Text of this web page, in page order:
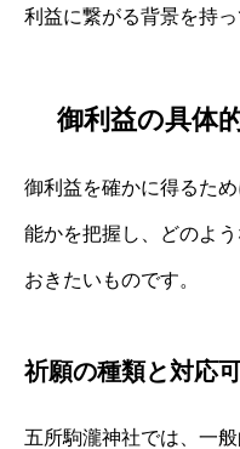
利益に繋がる背景を持っ
御利益の具体
御利益を確かに得るた
能かを把握し、どのよ
おきたいものです。
祈願の種類と対応
五所駒瀧神社では、一